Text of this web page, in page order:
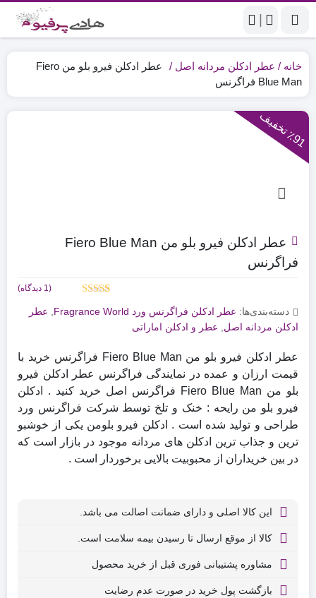
خانه عطر ادکلن مردانه اصل
عطر ادکلن فیرو بلو من Fiero
Blue Man فراگرنس
٪
9
1
ت
خ
ف
ی
ف
عطر ادکلن فیرو بلو من Fiero Blue Man
فراگرنس
5.00از 5 در
(
1 دیدگاه)
دسته‌بندی‌ها: عطر ادکلن فراگرنس ورد Fragrance World
عطر
ادکلن مردانه اصل
عطر و ادکلن اماراتی
عطر ادکلن فیرو بلو من Fiero Blue Man فراگرنس خرید با
قیمت ارزان و عمده در نمایندگی فراگرنس عطر ادکلن فیرو
بلو من Fiero Blue Man فراگرنس اصل خرید کنید . ادکلن
فیرو بلو من رایحه : خنک و تلخ توسط شرکت فراگرنس ورد
طراحی و تولید شده است . ادکلن فیرو بلومن یکی از خوشبو
ترین و جذاب ترین ادکلن های مردانه موجود در بازار است که
در بین خریداران از محبوبیت بالایی برخوردار است .
این کالا اصلی و دارای ضمانت اصالت می باشد.
کالا از موقع ارسال تا رسیدن بیمه سلامت است.
مشاوره پشتیبانی فوری قبل از خرید محصول
بازگشت پول خرید در صورت عدم رضایت